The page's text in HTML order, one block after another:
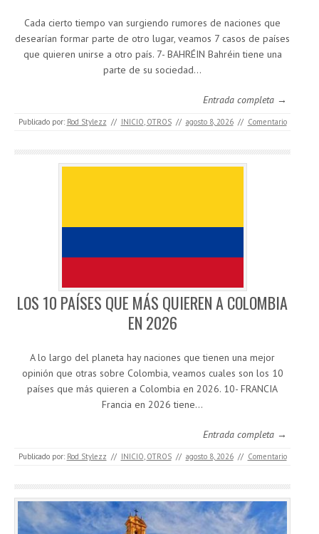
Cada cierto tiempo van surgiendo rumores de naciones que
desearían formar parte de otro lugar, veamos 7 casos de países
que quieren unirse a otro país. 7- BAHRÉIN Bahréin tiene una
parte de su sociedad…
Entrada completa →
Publicado por: Rod Stylezz // INICIO, OTROS // agosto 8, 2026 // Comentario
LOS 10 PAÍSES QUE MÁS QUIEREN A COLOMBIA
EN 2026
A lo largo del planeta hay naciones que tienen una mejor
opinión que otras sobre Colombia, veamos cuales son los 10
países que más quieren a Colombia en 2026. 10- FRANCIA
Francia en 2026 tiene…
Entrada completa →
Publicado por: Rod Stylezz // INICIO, OTROS // agosto 8, 2026 // Comentario